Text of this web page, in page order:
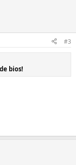
#3
bios!